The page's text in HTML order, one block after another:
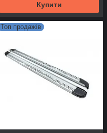
Купити
Топ продажів